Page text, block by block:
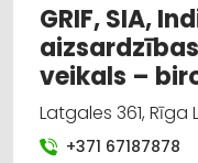
GRIF, SIA,
veikals –
Latgales 361, Rīga
+371 67187878